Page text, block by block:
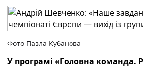
Фото Павла Кубанова
У програмі «Головна команда.